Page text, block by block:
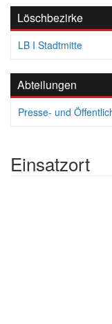
Löschbezirke
LB I Stadtmitte
Abteilungen
Presse- und
Einsatzort